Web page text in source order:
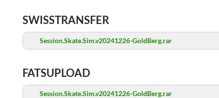
SWISSTRANSFER
Session.Skate.Sim.v20241226-GoldBerg.rar
FATSUPLOAD
Session.Skate.Sim.v20241226-GoldBerg.rar